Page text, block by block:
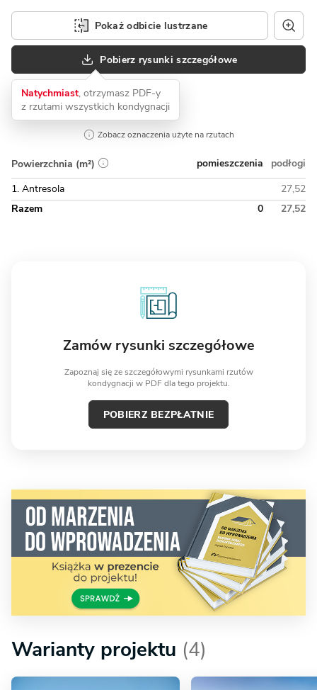
Pokaż odbicie lustrzane
Pobierz rysunki szczegółowe
Natychmiast, otrzymasz PDF-y
z rzutami wszystkich kondygnacji
Zobacz oznaczenia użyte na rzutach
Powierzchnia (m²) pomieszczenia
podłogi
1. Antresola
27,52
Razem
0 27,52
Zamów rysunki szczegółowe
Zapoznaj się ze szczegółowymi rysunkami rzutów
kondygnacji w PDF dla tego projektu.
POBIERZ BEZPŁATNIE
Warianty projektu (4)